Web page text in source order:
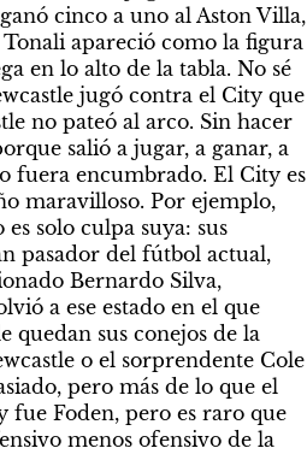
cinco a uno al Aston Villa,
apareció como la figura
en lo alto de la tabla. No sé
jugó contra el City que
no pateó al arco. Sin hacer
salió a jugar, a ganar, a
fuera encumbrado. El City es
maravilloso. Por ejemplo,
solo culpa suya: sus
pasador del fútbol actual,
Bernardo Silva,
a ese estado en el que
quedan sus conejos de la
o el sorprendente Cole
pero más de lo que el
fue Foden, pero es raro que
menos ofensivo de la